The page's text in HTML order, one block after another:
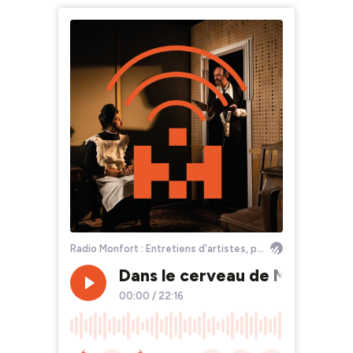
Radio Monfort : Entretiens d'artistes, par Louisa Léo
Dans le cerveau de Maurice
00:00 / 22:16